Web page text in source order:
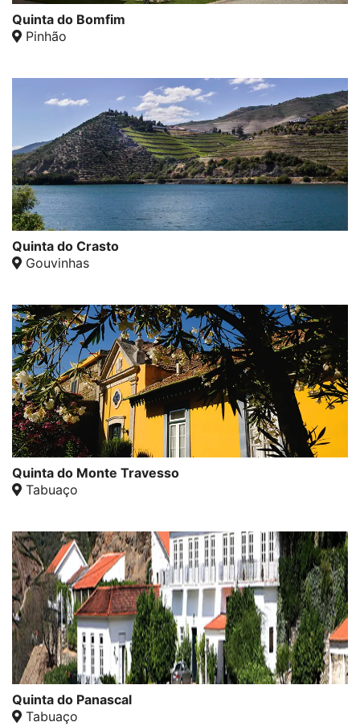
Quinta do Bomfim
Pinhão
Quinta do Crasto
Gouvinhas
Quinta do Monte Travesso
Tabuaço
Quinta do Panascal
Tabuaço